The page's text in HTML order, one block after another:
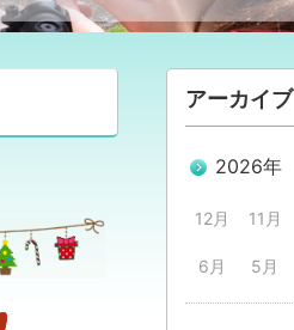
アーカイブ
2026年
12月 11月
6月 5月